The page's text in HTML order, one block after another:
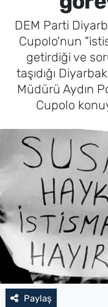
DEM Parti
Cupolo'nun
getirdiği ve
taşıdığı
Müdürü Aydın
Cupolo
Paylaş